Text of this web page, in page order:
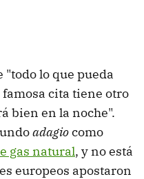
"todo lo que pueda
cita tiene otro
bien en la noche".
adagiocomo
gas natural, y no está
europeos apostaron